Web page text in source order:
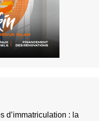
d’immatriculation : la